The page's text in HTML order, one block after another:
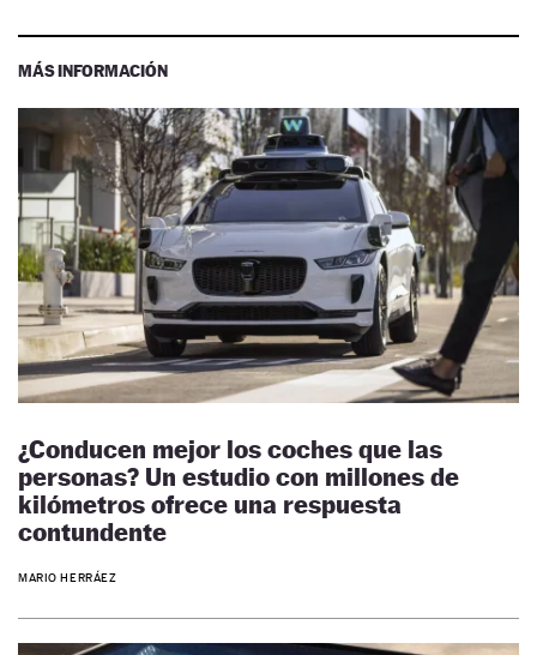
MÁS INFORMACIÓN
¿Conducen mejor los coches que las
personas? Un estudio con millones de
kilómetros ofrece una respuesta
contundente
MARIO HERRÁEZ